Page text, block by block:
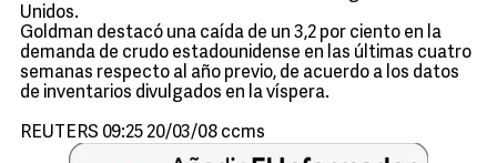
Unidos.
Goldman destacó una caída de un 3,2 por ciento en la
demanda de crudo estadounidense en las últimas cuatro
semanas respecto al año previo, de acuerdo a los datos
de inventarios divulgados en la víspera.
REUTERS 09:25 20/03/08 ccms